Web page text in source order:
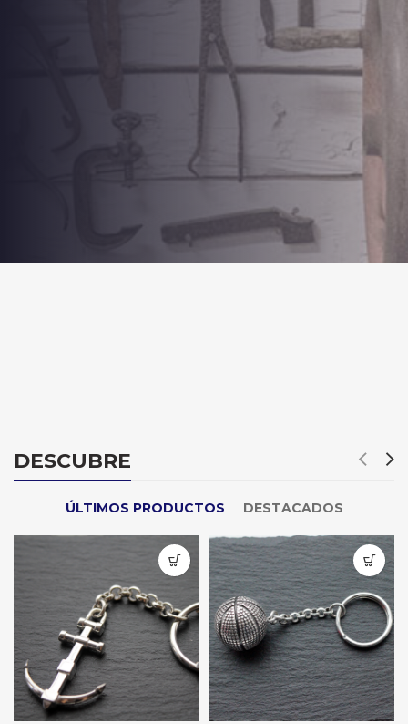
DESCUBRE
ÚLTIMOS PRODUCTOS DESTACADOS